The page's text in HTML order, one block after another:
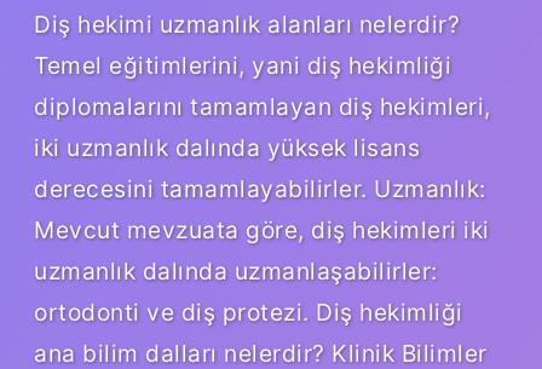
Diş hekimi uzmanlık alanları nelerdir?
Temel eğitimlerini, yani diş hekimliği
diplomalarını tamamlayan diş hekimleri,
iki uzmanlık dalında yüksek lisans
derecesini tamamlayabilirler. Uzmanlık:
Mevcut mevzuata göre, diş hekimleri iki
uzmanlık dalında uzmanlaşabilirler:
ortodonti ve diş protezi. Diş hekimliği
ana bilim dalları nelerdir? Klinik Bilimler